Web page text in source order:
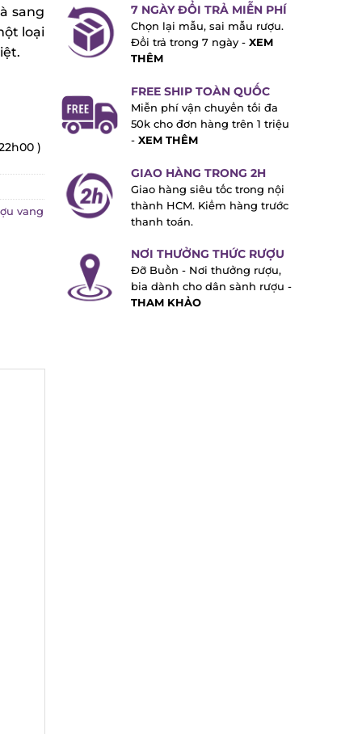
sang
loại
)
vang
7 NGÀY ĐỔI TRẢ MIỄN PHÍ
Chọn lại mẫu, sai mẫu rượu.
Đổi trả trong 7 ngày -XEM
THÊM
FREE SHIP TOÀN QUỐC
Miễn phí vận chuyển tối đa
50k cho đơn hàng trên 1 triệu
XEM THÊM
GIAO HÀNG TRONG 2H
Giao hàng siêu tốc trong nội
thành HCM. Kiểm hàng trước
thanh toán.
NƠI THƯỞNG THỨC RƯỢU
Đỡ Buồn - Nơi thưởng rượu,
bia dành cho dân sành rượu -
THAM KHẢO